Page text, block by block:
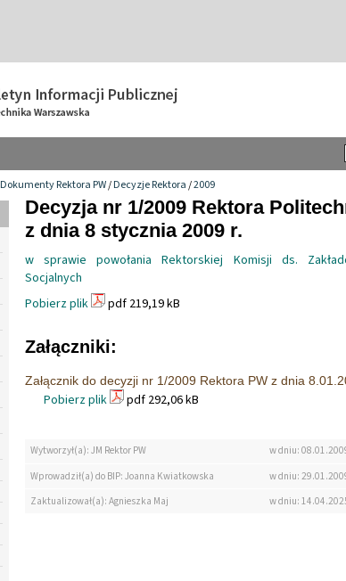
Dokumenty Rektora PW/Decyzje Rektora/2009
Decyzja nr 1/2009 Rektora
z dnia 8 stycznia 2009 r.
w sprawie powołania Rektorskiej Komisji ds.
Socjalnych
Pobierz plik
pdf 219,19 kB
Załączniki:
Załącznik do decyzji nr 1/2009 Rektora PW z dnia
Pobierz plik pdf 292,06 kB
Wytworzył(a): JM Rektor PW
w dniu:
Wprowadził(a) do BIP: Joanna Kwiatkowska
w dniu:
Zaktualizował(a): Agnieszka Maj
w dniu: